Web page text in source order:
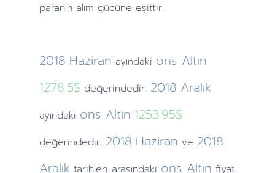
paranın alım gücüne eşittir.
2018 Haziran ayındaki ons Altın
1278.5$ değerindedir. 2018 Aralık
ayındaki ons Altın 1253.95$
değerindedir. 2018 Haziran ve 2018
Aralık tarihleri arasındaki ons Altın fiyat